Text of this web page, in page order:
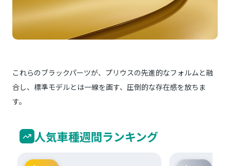
これらのブラックパーツが、プリウスの先進的なフォルムと融
合し、標準モデルとは一線を画す、圧倒的な存在感を放ちま
す。